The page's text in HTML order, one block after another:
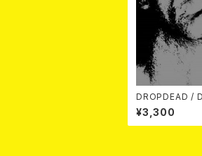
DROPDEAD /
VOL.1 LP
¥3,300